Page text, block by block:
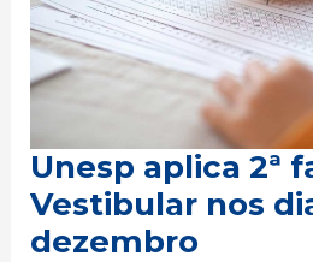
Unesp aplica 2ª
Vestibular nos
dezembro
nos
dias
10
11
de
dezembro